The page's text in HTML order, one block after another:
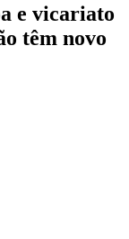
e vicariato
têm novo